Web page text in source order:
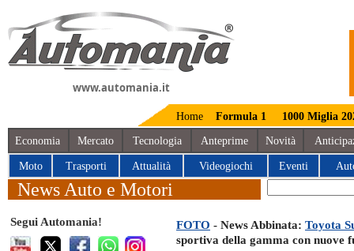
www.automania.it
Home Formula 1 1000 Miglia
Economia Mercato Tecnologia Anteprime Novità
Moto Trasporti Attualità Videogiochi Eventi
News Auto e Motori
Segui Automania! FOTO - News Abbinata: Toyota
sportiva della gamma con nuove